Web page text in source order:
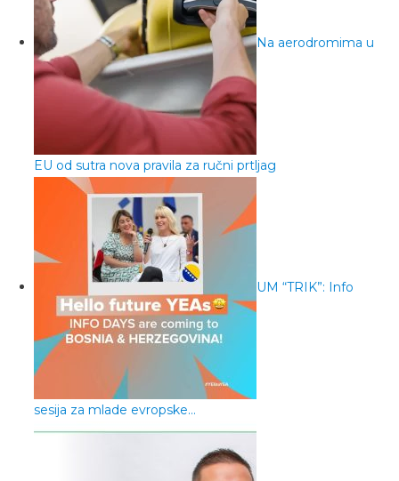
Na aerodromima u
EU od sutra nova pravila za ručni prtljag
UM “TRIK”: Info
sesija za mlade evropske…